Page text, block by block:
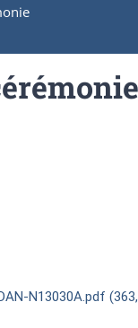
N13030A.pdf